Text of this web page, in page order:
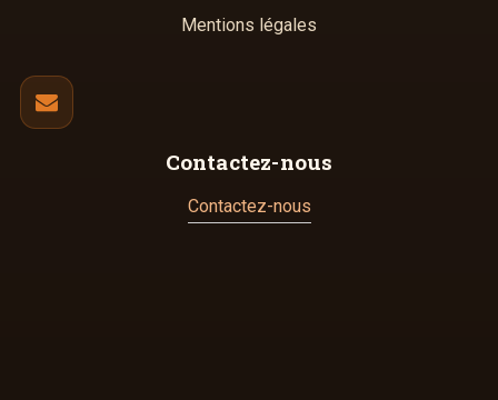
Mentions légales
Contactez-nous
Contactez-nous